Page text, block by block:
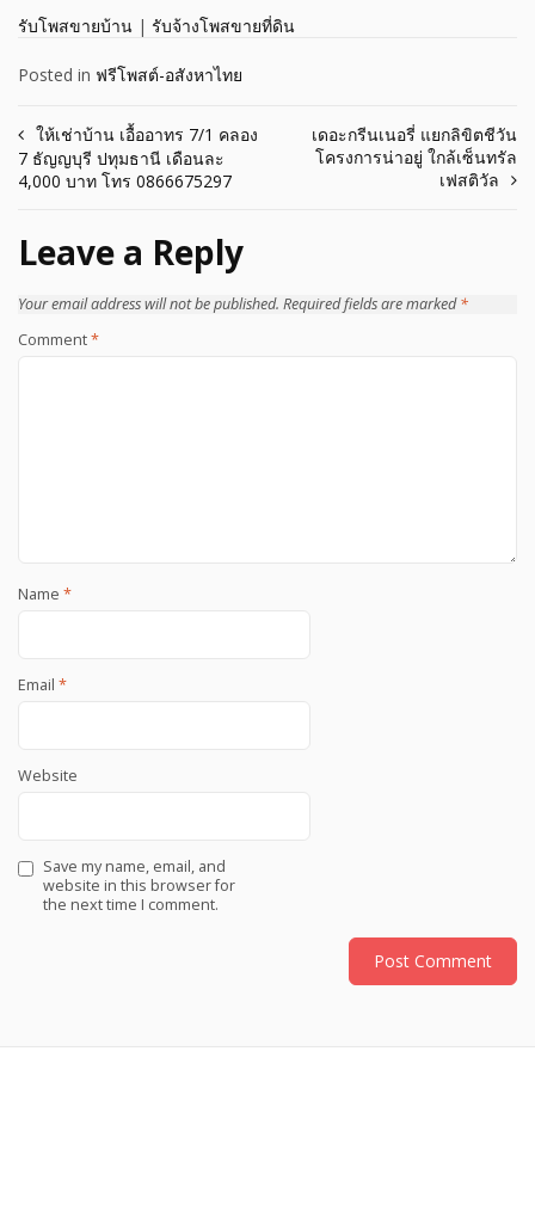
รับโพสขายบ้าน | รับจ้างโพสขายที่ดิน
Posted in ฟรีโพสต์-อสังหาไทย
Post
navigation
ให้เช่าบ้าน เอื้ออาทร 7/1 คลอง
7 ธัญญบุรี ปทุมธานี เดือนละ
4,000 บาท โทร 0866675297
เดอะกรีนเนอรี่ แยกลิขิตชีวัน
โครงการน่าอยู่ ใกล้เซ็นทรัล
เฟสติวัล
Leave a Reply
Your email address will not be published. Required fields are marked*
Comment*
Name *
Email *
Website
Save my name, email, and
website in this browser for
the next time I comment.